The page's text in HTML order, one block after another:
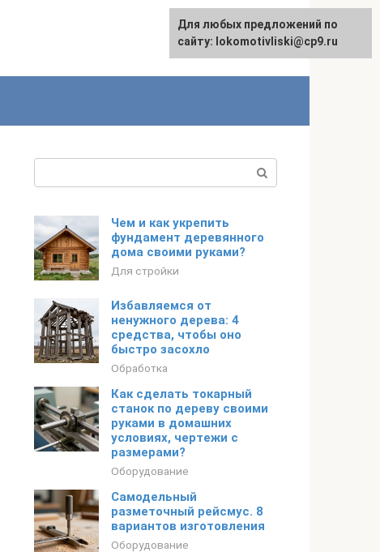
English
Чем и как укрепить
фундамент деревянного
дома своими руками?
Для стройки
Избавляемся от
ненужного дерева: 4
средства, чтобы оно
быстро засохло
Обработка
Как сделать токарный
станок по дереву своими
руками в домашних
условиях, чертежи с
размерами?
Оборудование
Самодельный
разметочный рейсмус. 8
вариантов изготовления
Оборудование
Для любых предложений по
сайту: lokomotivliski@cp9.ru